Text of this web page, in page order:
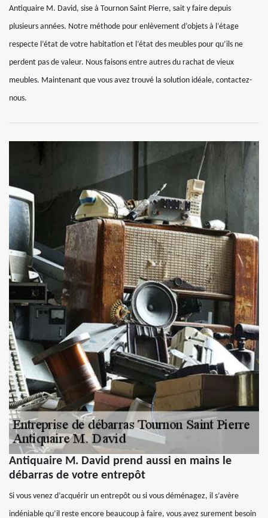
Antiquaire M. David, sise à Tournon Saint Pierre, sait y faire depuis
plusieurs années. Notre méthode pour enlèvement d’objets à l’étage
respecte l’état de votre habitation et l’état des meubles pour qu’ils ne
perdent pas de valeur. Nous faisons entre autres du rachat de vieux
meubles. Maintenant que vous avez trouvé la solution idéale, contactez-
nous.
Antiquaire M. David prend aussi en mains le
débarras de votre entrepôt
Si vous venez d’acquérir un entrepôt ou si vous déménagez, il s’avère
indéniable qu’il reste encore beaucoup à faire, vous avez surement besoin